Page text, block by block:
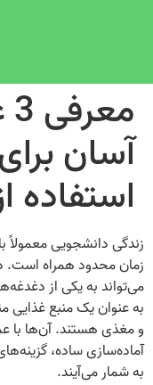
آسان
استفاده
زندگی دانشجویی معمولاً
زمان محدود همراه است.
می‌تواند به یکی از
به عنوان یک منبع غذایی
و مغذی هستند. آن‌ها با
آماده‌سازی ساده،
به شمار می‌آیند.